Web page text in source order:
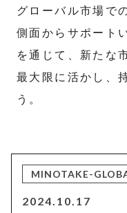
グローバル市場で
側面からサポート
を通じて、新たな
最大限に活かし、
う。
MINOTAKE-
2024.10.17